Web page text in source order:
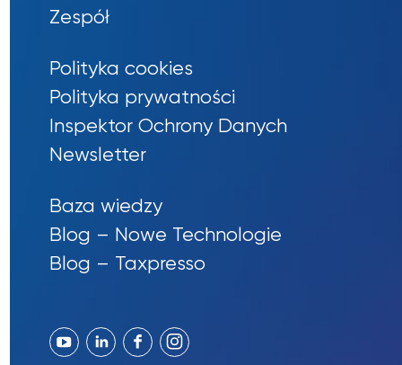
Zespół
Polityka cookies
Polityka prywatności
Inspektor Ochrony Danych
Newsletter
Baza wiedzy
Blog – Nowe Technologie
Blog – Taxpresso